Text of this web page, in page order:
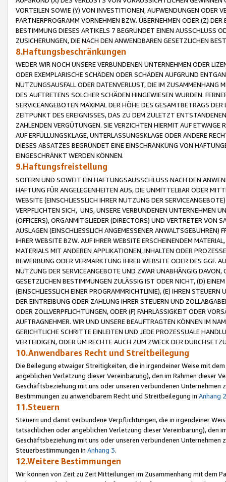
VORTEILEN SOWIE (Y) VON INVESTITIONEN, AUFWENDUNGEN ODER
PARTNERPROGRAMM VORNEHMEN BZW. ÜBERNEHMEN ODER (Z)
BESTIMMUNG DIESES ARTIKELS 7 BEGRÜNDET EINEN AUSSCHLUSS
ZUSICHERUNGEN, DIE NACH DEN ANWENDBAREN GESETZLICHEN
8.Haftungsbeschränkungen
WEDER WIR NOCH UNSERE VERBUNDENEN UNTERNEHMEN ODER
ODER EXEMPLARISCHE SCHÄDEN ODER SCHÄDEN AUFGRUND
NUTZUNGSAUSFALL ODER DATENVERLUST, DIE IM ZUSAMMENHANG
DES AUFTRETENS SOLCHER SCHÄDEN HINGEWIESEN WURDEN.
SERVICEANGEBOTEN MAXIMAL DER HÖHE DES GESAMTBETRAGS
ZEITPUNKT DES EREIGNISSES, DAS ZU DEM ZULETZT
ZAHLENDEN VERGÜTUNGEN. SIE VERZICHTEN HIERMIT AUF
AUF ERFÜLLUNGSKLAGE, UNTERLASSUNGSKLAGE ODER ANDERE
DIESES ABSATZES BEGRÜNDET EINE EINSCHRÄNKUNG VON
EINGESCHRÄNKT WERDEN KÖNNEN.
9.Haftungsfreistellung
SOFERN UND SOWEIT EIN HAFTUNGSAUSSCHLUSS NACH DEN
HAFTUNG FÜR ANGELEGENHEITEN AUS, DIE UNMITTELBAR ODER
WEBSITE (EINSCHLIESSLICH IHRER NUTZUNG DER
VERPFLICHTEN SICH, UNS, UNSERE VERBUNDENEN UNTERNEHMEN
(OFFICERS), ORGANMITGLIEDER (DIRECTORS) UND VERTRETER VON
AUSLAGEN (EINSCHLIESSLICH ANGEMESSENER
IHRER WEBSITE BZW. AUF IHRER WEBSITE ERSCHEINENDEM
MATERIALS MIT ANDEREN APPLIKATIONEN, INHALTEN ODER
BEWERBUNG ODER VERMARKTUNG IHRER WEBSITE ODER DES GGF.
NUTZUNG DER SERVICEANGEBOTE UND ZWAR UNABHÄNGIG
GESETZLICHEN BESTIMMUNGEN ZULÄSSIG IST ODER NICHT, (D)
(EINSCHLIESSLICH EINER PROGRAMMRICHTLINIE), (E) IHREN
DER EINTREIBUNG ODER ZAHLUNG IHRER STEUERN UND
ODER ZOLLVERPFLICHTUNGEN, ODER (F) FAHRLÄSSIGKEIT ODER
AUFTRAGNEHMER. WIR UND UNSERE BEAUFTRAGTEN KÖNNEN IM
GERICHTLICHE SCHRITTE EINLEITEN UND JEDE PROZESSUALE
VERTEIDIGEN, ODER UM RECHTE AUCH ZUM ZWECK DER
10.Anwendbares Recht und Streitbeilegung
Die Beilegung etwaiger Streitigkeiten, die in irgendeiner Weise mit
angeblichen Verletzung dieser Vereinbarung), den im Rahmen dieser
Geschäftsbeziehung mit uns oder unseren verbundenen
Bestimmungen zu anwendbarem Recht und Streitbeilegung in Anhang 2
11.Steuern
Steuern und damit verbundene Verpflichtungen, die in irgendeiner
tatsächlichen oder angeblichen Verletzung dieser Vereinbarung), den
Geschäftsbeziehung mit uns oder unseren verbundenen
Steuerbestimmungen in Anhang 3.
12.Weitere Bestimmungen
Wir können von Zeit zu Zeit Mitteilungen im Zusammenhang mit dem